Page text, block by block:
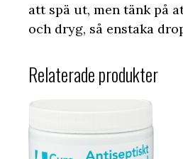
att spä ut, men tänk på
och dryg, så enstaka
Relaterade produkter